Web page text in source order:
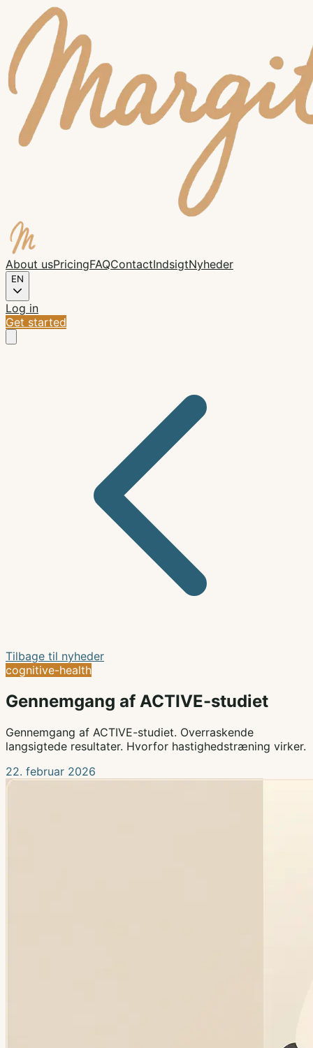
About usPricingFAQContactIndsigtNyheder
EN
Log in
Get started
Tilbage til nyheder
cognitive-health
Gennemgang af ACTIVE-studiet
Gennemgang af ACTIVE-studiet. Overraskende
langsigtede resultater. Hvorfor hastighedstræning virker.
22. februar 2026